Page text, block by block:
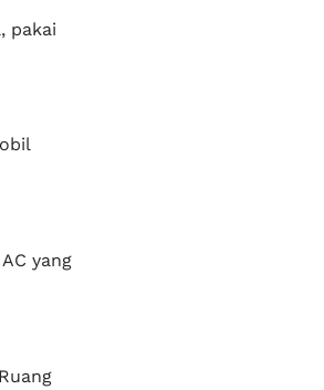
pakai
yang